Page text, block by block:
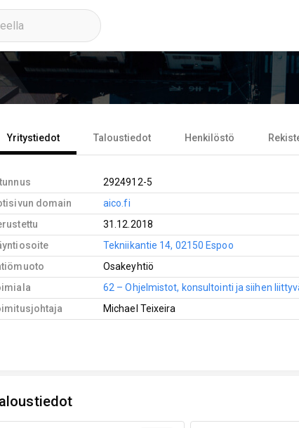
Yritystiedot Taloustiedot Henkilöstö
2924912-5
domain
aico.fi
31.12.2018
Tekniikantie 14, 02150 Espoo
Osakeyhtiö
62 – Ohjelmistot, konsultointi ja siihen
Michael Teixeira